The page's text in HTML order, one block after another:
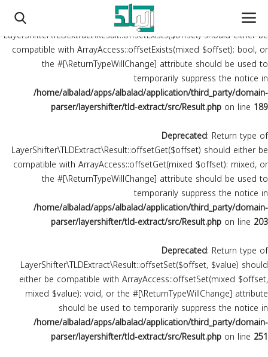
: Return type of
LayerShifter\TLDExtract\Result::offsetExists($offset) should either be
compatible with ArrayAccess::offsetExists(mixed $offset): bool, or
the #[\ReturnTypeWillChange] attribute should be used to
temporarily suppress the notice in
/home/albalad/apps/albalad/application/third_party/domain-
parser/layershifter/tld-extract/src/Result.php on line 189
Deprecated: Return type of
LayerShifter\TLDExtract\Result::offsetGet($offset) should either be
compatible with ArrayAccess::offsetGet(mixed $offset): mixed, or
the #[\ReturnTypeWillChange] attribute should be used to
temporarily suppress the notice in
/home/albalad/apps/albalad/application/third_party/domain-
parser/layershifter/tld-extract/src/Result.php on line 203
Deprecated: Return type of
LayerShifter\TLDExtract\Result::offsetSet($offset, $value) should
either be compatible with ArrayAccess::offsetSet(mixed $offset,
mixed $value): void, or the #[\ReturnTypeWillChange] attribute
should be used to temporarily suppress the notice in
/home/albalad/apps/albalad/application/third_party/domain-
parser/layershifter/tld-extract/src/Result.php on line 251
الرئيسية
محليات
أخبار دولية وعربية
تقارير
أراء وكتاب
الشهداء
انفوجرافيك
فيديو جرافيك